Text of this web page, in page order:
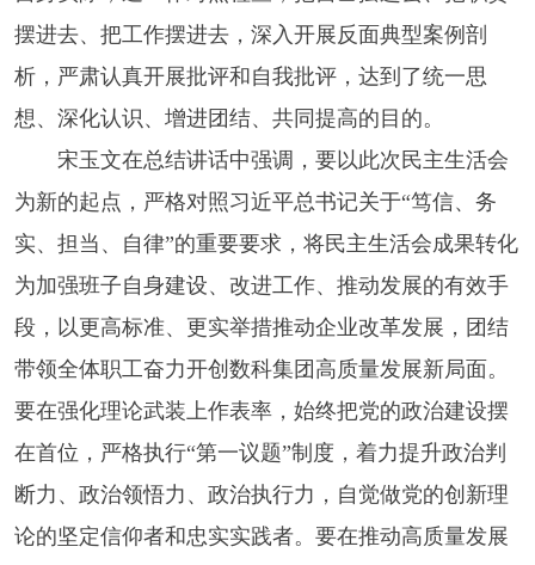
摆进去、把工作摆进去，深入开展反面典型案例剖
析，严肃认真开展批评和自我批评，达到了统一思
想、深化认识、增进团结、共同提高的目的。
宋玉文在总结讲话中强调，要以此次民主生活会
为新的起点，严格对照习近平总书记关于“笃信、务
实、担当、自律”的重要要求，将民主生活会成果转化
为加强班子自身建设、改进工作、推动发展的有效手
段，以更高标准、更实举措推动企业改革发展，团结
带领全体职工奋力开创数科集团高质量发展新局面。
要在强化理论武装上作表率，始终把党的政治建设摆
在首位，严格执行“第一议题”制度，着力提升政治判
断力、政治领悟力、政治执行力，自觉做党的创新理
论的坚定信仰者和忠实实践者。要在推动高质量发展